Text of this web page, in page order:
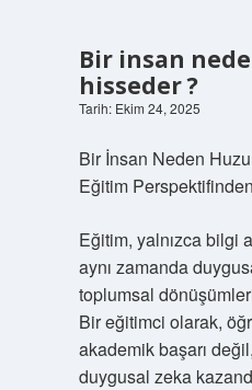
Bir insan
hisseder ?
Tarih: Ekim 24, 2025
Bir İnsan Neden
Eğitim
Eğitim, yalnızca bilgi
aynı zamanda
toplumsal
Bir eğitimci olarak,
akademik başarı
duygusal zeka